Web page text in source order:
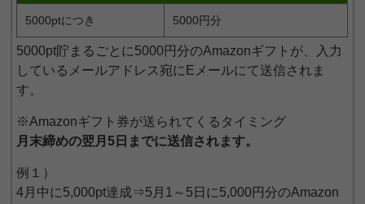
5000ptにつき 5000円分
5000pt貯まるごとに5000円分のAmazonギフトが、入力
しているメールアドレス宛にEメールにて送信されま
す。
※Amazonギフト券が送られてくるタイミング
月末締めの翌月5日までに送信されます。
例１）
4月中に5,000pt達成⇒5月1～5日に5,000円分のAmazon